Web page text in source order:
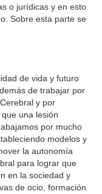
o jurídicas y en esto
Sobre esta parte se
de vida y futuro
de trabajar por
y por
una lesión
por mucho
modelos y
la autonomía
para lograr que
en la sociedad y
de ocio, formación